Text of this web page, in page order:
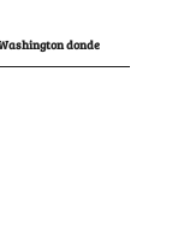
donde